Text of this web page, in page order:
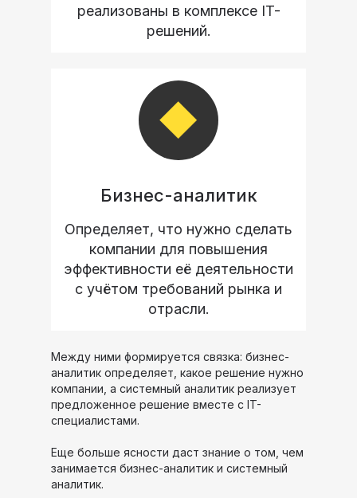
реализованы в комплексе IT-
решений.
Бизнес-аналитик
Определяет, что нужно сделать
компании для повышения
эффективности её деятельности
с учётом требований рынка и
отрасли.
Между ними формируется связка: бизнес-
аналитик определяет, какое решение нужно
компании, а системный аналитик реализует
предложенное решение вместе с IT-
специалистами.
Еще больше ясности даст знание о том, чем
занимается бизнес-аналитик и системный
аналитик.